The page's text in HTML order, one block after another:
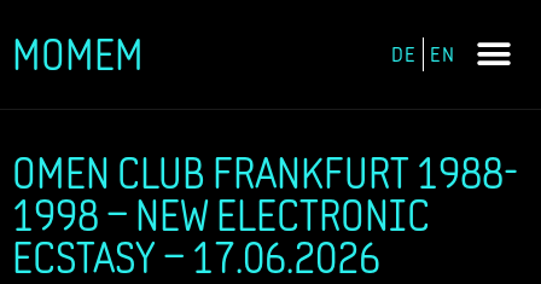
Zum
MOMEM DE EN
OMEN CLUB FRANKFURT 1988-
1998 – NEW ELECTRONIC
ECSTASY – 17.06.2026